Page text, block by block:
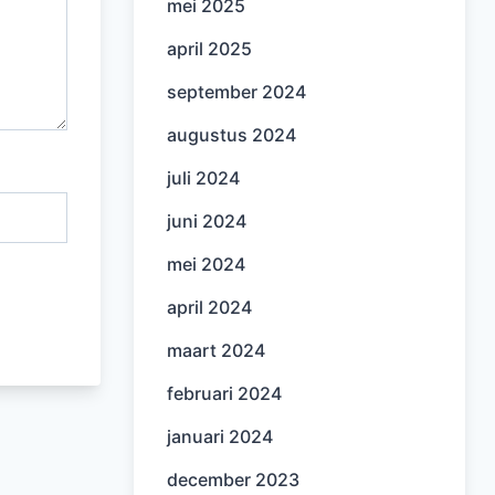
mei 2025
april 2025
september 2024
augustus 2024
juli 2024
juni 2024
mei 2024
april 2024
maart 2024
februari 2024
januari 2024
december 2023